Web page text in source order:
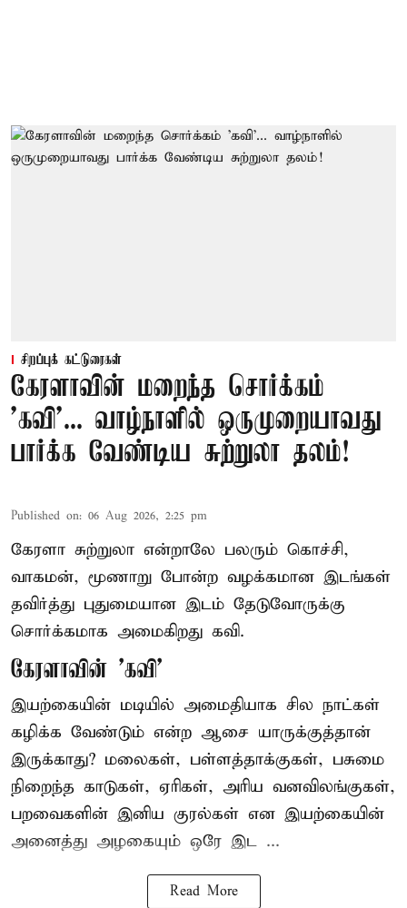
சிறப்புக் கட்டுரைகள்
கேரளாவின் மறைந்த சொர்க்கம்
'கவி'... வாழ்நாளில் ஒருமுறையாவது
பார்க்க வேண்டிய சுற்றுலா தலம்!
Published on: 06 Aug 2026, 2:25 pm
கேரளா சுற்றுலா என்றாலே பலரும் கொச்சி,
வாகமன், மூணாறு போன்ற வழக்கமான இடங்கள்
தவிர்த்து புதுமையான இடம் தேடுவோருக்கு
சொர்க்கமாக அமைகிறது கவி.
கேரளாவின் 'கவி'
இயற்கையின் மடியில் அமைதியாக சில நாட்கள்
கழிக்க வேண்டும் என்ற ஆசை யாருக்குத்தான்
இருக்காது? மலைகள், பள்ளத்தாக்குகள், பசுமை
நிறைந்த காடுகள், ஏரிகள், அரிய வனவிலங்குகள்,
பறவைகளின் இனிய குரல்கள் என இயற்கையின்
அனைத்து அழகையும் ஒரே இட ...
Read More